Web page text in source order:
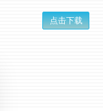
点击下载